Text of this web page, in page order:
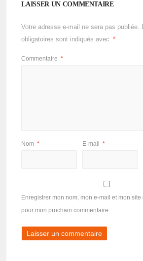
LAISSER UN COMMENTAIRE
Votre adresse e-mail ne sera pas publiée.
obligatoires sont indiqués avec
*
Commentaire *
Nom * E-mail *
Enregistrer mon nom, mon e-mail et mon
pour mon prochain commentaire.